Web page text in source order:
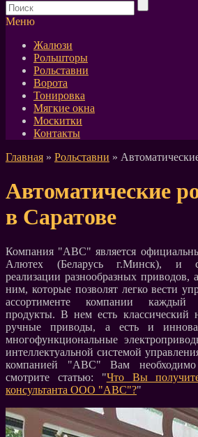
Меню
Жалюзи
Рольшторы
Рольставни
Ворота
Тонировка
Мягкие окна
Москитки
Контакты
Главная » Рольставни »
Автоматические
в Саратове
Компания "АВС" является
Алютех (Беларусь г.Минск), и
реализации разнообразных приводов,
ним, которые позволят легко вести
ассортименте компании каждый
продукты. В нем есть классический
ручные приводы, а есть и
многофункциональные
интеллектуальной системой
компанией "АВС" Вам необходимо
смотрите статью: "Что Вы
консультанта ООО "АВС"?"